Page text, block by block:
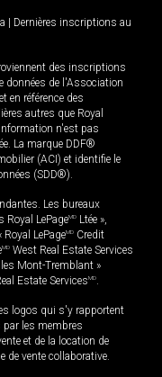
| Dernières inscriptions au
des inscriptions
données de l'Association
en référence des
autres que Royal
n'est pas
La marque DDF®
(ACI) et identifie le
(SDD®).
Les bureaux
LePageMD Ltée »,
Royal LePageMD Credit
MD West Real Estate Services
Mont-Tremblant »
Estate ServicesMD
logos qui s'y rapportent
les membres
et de la location de
vente collaborative.